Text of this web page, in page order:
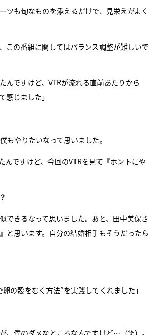
ツも旬なものを添えるだけで、見栄えがよく
この番組に関してはバランス調整が難しいで
ですけど、VTRが流れる直前あたりから
じました」
もやりたいなって思いました。
ですけど、今回のVTRを見て『ホントにや
できるなって思いました。あと、田中美保さ
と思います。自分の結婚相手もそうだったら
の殻をむく方法”を実践してくれました」
、僕のダメなところなんですけど…（笑）。